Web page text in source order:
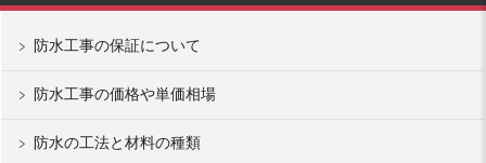
防水工事の保証について
防水工事の価格や単価相場
防水の工法と材料の種類